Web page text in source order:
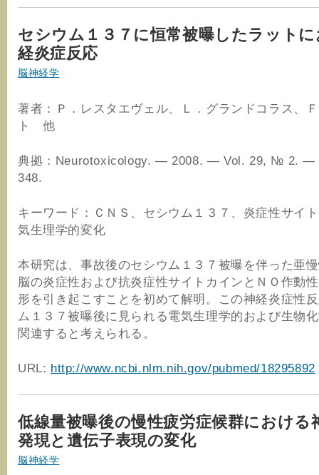
セシウム１３７に恒常被曝したラット
経炎症反応
脳神経学
著者：Ｐ．レスタエヴェル、Ｌ．グランドコラス、
ト 他
典拠：Neurotoxicology. ― 2008. ― Vol. 29, № 2. ―
348.
キーワード：ＣＮＳ、セシウム１３７、炎症性サイ
気生理学的変化
本研究は、事故後のセシウム１３７被曝を伴った亜
脳の炎症性および抗炎症性サイトカインとＮＯ作動
形を引き起こすことを初めて解明。この神経炎症性
ム１３７被曝後に見られる電気生理学的および生物
関連すると考えられる。
URL: http://www.ncbi.nlm.nih.gov/pubmed/18295892
低線量被曝後の慢性疲労症候群における
発現と遺伝子表現の変化
脳神経学